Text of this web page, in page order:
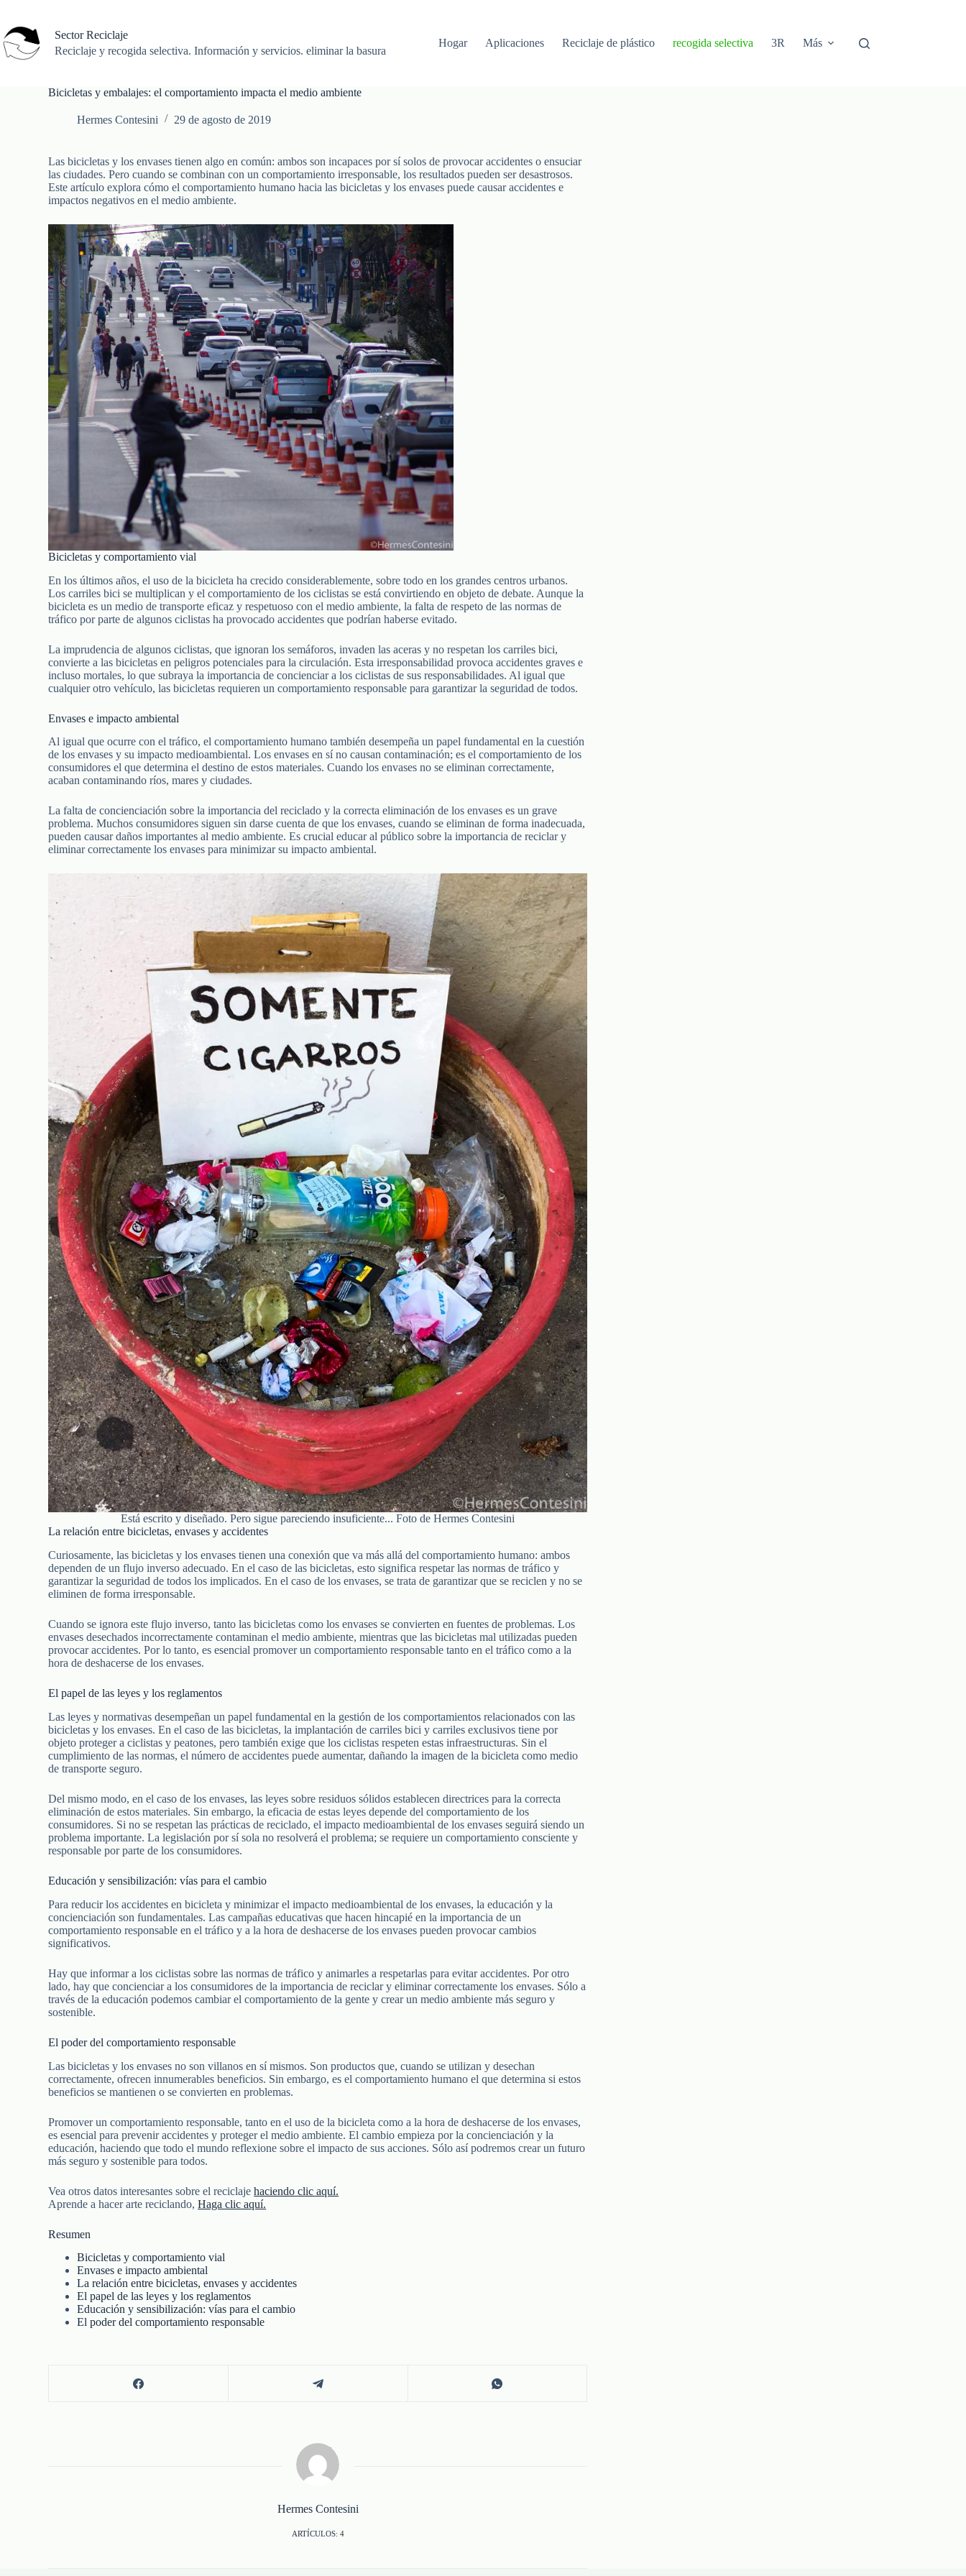
contenido
Sector Reciclaje
Reciclaje y recogida selectiva. Información y servicios. eliminar la basura
Hogar Aplicaciones Reciclaje de plástico recogida selectiva 3R Más
Bicicletas y embalajes: el comportamiento impacta el medio ambiente
Hermes Contesini 29 de agosto de 2019
Las bicicletas y los envases tienen algo en común: ambos son incapaces por sí solos de provocar accidentes o ensuciar
las ciudades. Pero cuando se combinan con un comportamiento irresponsable, los resultados pueden ser desastrosos.
Este artículo explora cómo el comportamiento humano hacia las bicicletas y los envases puede causar accidentes e
impactos negativos en el medio ambiente.
Bicicletas y comportamiento vial
En los últimos años, el uso de la bicicleta ha crecido considerablemente, sobre todo en los grandes centros urbanos.
Los carriles bici se multiplican y el comportamiento de los ciclistas se está convirtiendo en objeto de debate. Aunque la
bicicleta es un medio de transporte eficaz y respetuoso con el medio ambiente, la falta de respeto de las normas de
tráfico por parte de algunos ciclistas ha provocado accidentes que podrían haberse evitado.
La imprudencia de algunos ciclistas, que ignoran los semáforos, invaden las aceras y no respetan los carriles bici,
convierte a las bicicletas en peligros potenciales para la circulación. Esta irresponsabilidad provoca accidentes graves e
incluso mortales, lo que subraya la importancia de concienciar a los ciclistas de sus responsabilidades. Al igual que
cualquier otro vehículo, las bicicletas requieren un comportamiento responsable para garantizar la seguridad de todos.
Envases e impacto ambiental
Al igual que ocurre con el tráfico, el comportamiento humano también desempeña un papel fundamental en la cuestión
de los envases y su impacto medioambiental. Los envases en sí no causan contaminación; es el comportamiento de los
consumidores el que determina el destino de estos materiales. Cuando los envases no se eliminan correctamente,
acaban contaminando ríos, mares y ciudades.
La falta de concienciación sobre la importancia del reciclado y la correcta eliminación de los envases es un grave
problema. Muchos consumidores siguen sin darse cuenta de que los envases, cuando se eliminan de forma inadecuada,
pueden causar daños importantes al medio ambiente. Es crucial educar al público sobre la importancia de reciclar y
eliminar correctamente los envases para minimizar su impacto ambiental.
Está escrito y diseñado. Pero sigue pareciendo insuficiente... Foto de Hermes Contesini
La relación entre bicicletas, envases y accidentes
Curiosamente, las bicicletas y los envases tienen una conexión que va más allá del comportamiento humano: ambos
dependen de un flujo inverso adecuado. En el caso de las bicicletas, esto significa respetar las normas de tráfico y
garantizar la seguridad de todos los implicados. En el caso de los envases, se trata de garantizar que se reciclen y no se
eliminen de forma irresponsable.
Cuando se ignora este flujo inverso, tanto las bicicletas como los envases se convierten en fuentes de problemas. Los
envases desechados incorrectamente contaminan el medio ambiente, mientras que las bicicletas mal utilizadas pueden
provocar accidentes. Por lo tanto, es esencial promover un comportamiento responsable tanto en el tráfico como a la
hora de deshacerse de los envases.
El papel de las leyes y los reglamentos
Las leyes y normativas desempeñan un papel fundamental en la gestión de los comportamientos relacionados con las
bicicletas y los envases. En el caso de las bicicletas, la implantación de carriles bici y carriles exclusivos tiene por
objeto proteger a ciclistas y peatones, pero también exige que los ciclistas respeten estas infraestructuras. Sin el
cumplimiento de las normas, el número de accidentes puede aumentar, dañando la imagen de la bicicleta como medio
de transporte seguro.
Del mismo modo, en el caso de los envases, las leyes sobre residuos sólidos establecen directrices para la correcta
eliminación de estos materiales. Sin embargo, la eficacia de estas leyes depende del comportamiento de los
consumidores. Si no se respetan las prácticas de reciclado, el impacto medioambiental de los envases seguirá siendo un
problema importante. La legislación por sí sola no resolverá el problema; se requiere un comportamiento consciente y
responsable por parte de los consumidores.
Educación y sensibilización: vías para el cambio
Para reducir los accidentes en bicicleta y minimizar el impacto medioambiental de los envases, la educación y la
concienciación son fundamentales. Las campañas educativas que hacen hincapié en la importancia de un
comportamiento responsable en el tráfico y a la hora de deshacerse de los envases pueden provocar cambios
significativos.
Hay que informar a los ciclistas sobre las normas de tráfico y animarles a respetarlas para evitar accidentes. Por otro
lado, hay que concienciar a los consumidores de la importancia de reciclar y eliminar correctamente los envases. Sólo a
través de la educación podemos cambiar el comportamiento de la gente y crear un medio ambiente más seguro y
sostenible.
El poder del comportamiento responsable
Las bicicletas y los envases no son villanos en sí mismos. Son productos que, cuando se utilizan y desechan
correctamente, ofrecen innumerables beneficios. Sin embargo, es el comportamiento humano el que determina si estos
beneficios se mantienen o se convierten en problemas.
Promover un comportamiento responsable, tanto en el uso de la bicicleta como a la hora de deshacerse de los envases,
es esencial para prevenir accidentes y proteger el medio ambiente. El cambio empieza por la concienciación y la
educación, haciendo que todo el mundo reflexione sobre el impacto de sus acciones. Sólo así podremos crear un futuro
más seguro y sostenible para todos.
Vea otros datos interesantes sobre el reciclajehaciendo clic aquí.
Aprende a hacer arte reciclando,Haga clic aquí.
Resumen
Bicicletas y comportamiento vial
Envases e impacto ambiental
La relación entre bicicletas, envases y accidentes
El papel de las leyes y los reglamentos
Educación y sensibilización: vías para el cambio
El poder del comportamiento responsable
Hermes Contesini
ARTÍCULOS: 4